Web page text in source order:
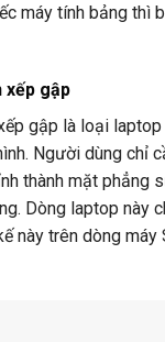
máy tính bảng thì
xếp gập
gập là loại
Người dùng chỉ
thành mặt phẳng
Dòng laptop này
này trên dòng máy